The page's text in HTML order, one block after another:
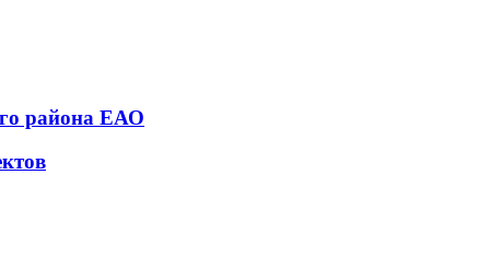
района ЕАО